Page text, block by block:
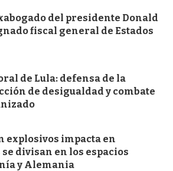
del presidente Donald
fiscal general de Estados
de Lula: defensa de la
de desigualdad y combate
explosivos impacta en
divisan en los espacios
y Alemania